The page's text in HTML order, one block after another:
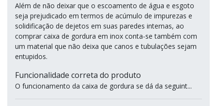
Além de não deixar que o escoamento de água e esgoto
seja prejudicado em termos de acúmulo de impurezas e
solidificação de dejetos em suas paredes internas, ao
comprar caixa de gordura em inox conta-se também com
um material que não deixa que canos e tubulações sejam
entupidos.
Funcionalidade correta do produto
O funcionamento da caixa de gordura se dá da seguint...